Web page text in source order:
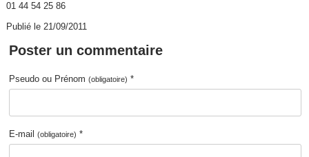
01 44 54 25 86
Publié le 21/09/2011
Poster un commentaire
Pseudo ou Prénom(obligatoire) *
E-mail(obligatoire) *